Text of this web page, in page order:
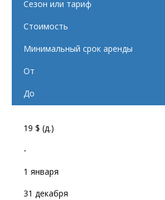
Сезон или тариф
Стоимость
Минимальный срок аренды
От
До
19 $ (д.)
-
1 января
31 декабря